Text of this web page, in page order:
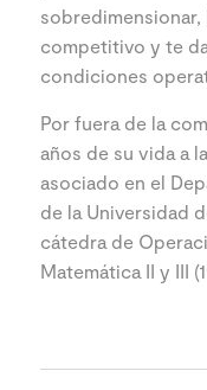
competitivo y te
condiciones
Por fuera de la
años de su vida a
asociado en el
de la Universidad
cátedra de
Matemática II y III